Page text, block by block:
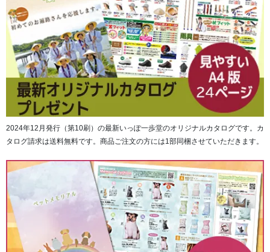
2024年12月発行（第10刷）の最新いっぽ一歩堂のオリジナルカタログです。カ
タログ請求は送料無料です。商品ご注文の方には1部同梱させていただきます。